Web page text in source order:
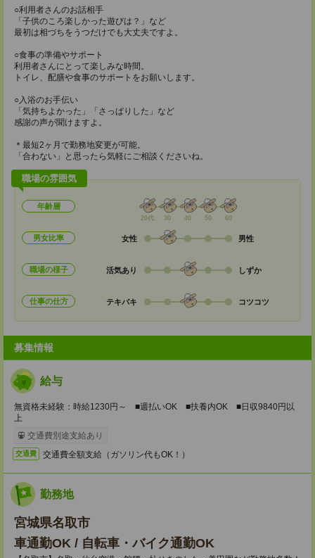
○利用者さんのお話相手
「子供のころ楽しかった遊びは？」など
最初は相づちをうつだけでも大丈夫ですよ。
○食事の準備やサポート
利用者さんにとって楽しみな時間。
トイレ、配膳や食事のサポートをお願いします。
○入浴のお手伝い
「気持ちよかった」「さっぱりした」など
感謝の声が聞けますよ。
＊最短2ヶ月で勤務地変更が可能。
「合わない」と思ったら気軽にご相談くださいね。
職場の雰囲気
年齢層
20代 30 40 50 60
男女比率 女性 男性
職場の様子 活気あり しずか
仕事の仕方 テキパキ コツコツ
募集情報
給与
無資格未経験：時給1230円～ ■週払いOK ■扶養内OK ■日収9840円以
上
交通費別途支給あり
交通費 交通費全額支給（ガソリン代もOK！）
勤務地
宮城県名取市
車通勤OK / 自転車・バイク通勤OK